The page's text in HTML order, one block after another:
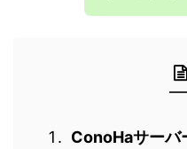
ConoHaサーバ